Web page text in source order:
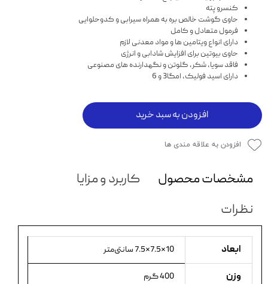
کنسرو پته
حاوی گوشت خالص بره به همراه سیرابی و کدوحلوایی
فرمول متعادل و کامل
دارای انواع ویتامین ها و مواد معدنی لازم
حاوی بیوتین برای افزایش شادابی و انرژی
فاقد سویا، شکر، گلوتن و نگهدارنده های مصنوعی
دارای اسید فولیک، امگا3 و 6
افزودن به سبد خرید
افزودن به علاقه مندی ها
مشخصات محصول
کاربرد و مزایا
نظرات
ابعاد 10×7.5×7.5 سانتی‌متر
وزن 400 گرم